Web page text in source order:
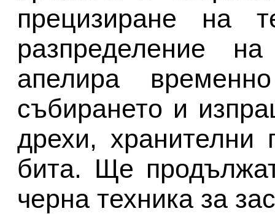
прецизиране на
разпределение
апелира
събирането и
дрехи, хранителни
бита. Ще
черна техника за